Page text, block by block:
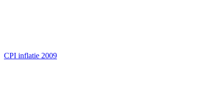
CPI inflatie 2009